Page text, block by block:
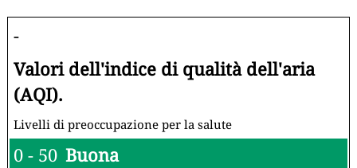
-
Valori dell'indice di qualità dell'aria
(AQI).
Livelli di preoccupazione per la salute
0 - 50 Buona